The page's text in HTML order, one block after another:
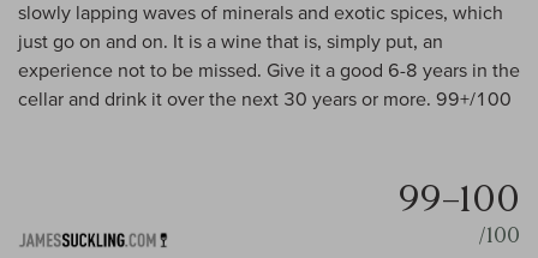
slowly lapping waves of minerals and exotic spices, which
just go on and on. It is a wine that is, simply put, an
experience not to be missed. Give it a good 6-8 years in the
cellar and drink it over the next 30 years or more. 99+/100
99–100
/100